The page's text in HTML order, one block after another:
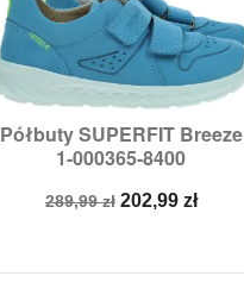
Półbuty SUPERFIT Breeze
1-000365-8400
Cena
289,99 zł Cena
202,99 zł
Szybki podgląd
Rozmiary:25,30